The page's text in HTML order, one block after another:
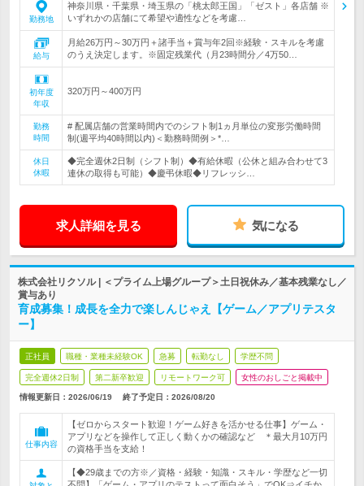
勤務地
神奈川県・千葉県・埼玉県の「桃太郎王国」「ゼスト」各店舗 ※
いずれかの店舗にて希望や適性などを考慮…
給与
月給26万円～30万円＋諸手当＋賞与年2回※経験・スキルを考慮
のうえ決定します。※固定残業代（月23時間分／4万50…
初年度
年収
320万円～400万円
勤務
時間
# 配属店舗の営業時間内でのシフト制1ヵ月単位の変形労働時間
制(週平均40時間以内)＜勤務時間例＞*…
休日
休暇
◆完全週休2日制（シフト制）◆有給休暇（公休と組み合わせて3
連休の取得も可能）◆慶弔休暇◆リフレッシ…
求人詳細を見る 気になる
株式会社リクソル | ＜プライム上場グループ＞土日祝休み／基本残業なし／
賞与あり
育成募集！成長を全力で楽しんじゃえ【ゲーム／アプリテスタ
ー】
正社員 職種・業種未経験OK 急募 転勤なし 学歴不問
完全週休2日制 第二新卒歓迎 リモートワーク可 女性のおしごと掲載中
情報更新日：2026/06/19 終了予定日： 2026/08/20
仕事内容
【ゼロからスタート歓迎！ゲーム好きを活かせる仕事】ゲーム・
アプリなどを操作して正しく動くかの確認など ＊最大月10万円
の資格手当を支給！
【◆29歳までの方※／資格・経験・知識・スキル・学歴など一切
不問】「ゲーム・アプリのテストって面白そう」でOK⇒イチか